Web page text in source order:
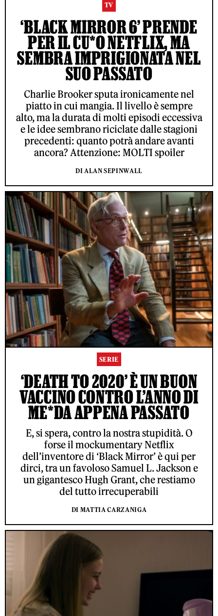
TV
‘BLACK MIRROR 6’ PRENDE
PER IL CU*O NETFLIX, MA
SEMBRA IMPRIGIONATA NEL
SUO PASSATO
Charlie Brooker sputa ironicamente nel
piatto in cui mangia. Il livello è sempre
alto, ma la durata di molti episodi eccessiva
e le idee sembrano riciclate dalle stagioni
precedenti: quanto potrà andare avanti
ancora? Attenzione: MOLTI spoiler
DI ALAN SEPINWALL
SERIE
‘DEATH TO 2020’ È UN BUON
VACCINO CONTRO L’ANNO DI
ME*DA APPENA PASSATO
E, si spera, contro la nostra stupidità. O
forse il mockumentary Netflix
dell’inventore di ‘Black Mirror’ è qui per
dirci, tra un favoloso Samuel L. Jackson e
un gigantesco Hugh Grant, che restiamo
del tutto irrecuperabili
DI MATTIA CARZANIGA